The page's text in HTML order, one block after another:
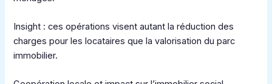
Insight : ces opérations visent autant la réduction des
charges pour les locataires que la valorisation du parc
immobilier.